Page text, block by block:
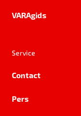
VARAgids
Service
Contact
Pers